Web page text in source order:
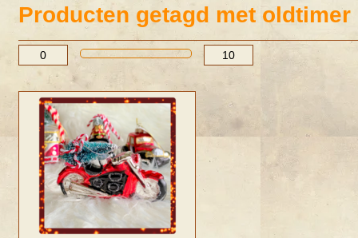
Producten getagd met oldtimer